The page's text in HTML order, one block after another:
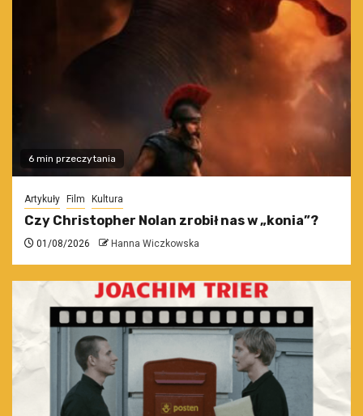
6 min przeczytania
Artykuły Film Kultura
Czy Christopher Nolan zrobił nas w „konia”?
01/08/2026 Hanna Wiczkowska